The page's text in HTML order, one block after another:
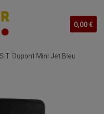
0,00 €
Dupont Mini Jet Bleu